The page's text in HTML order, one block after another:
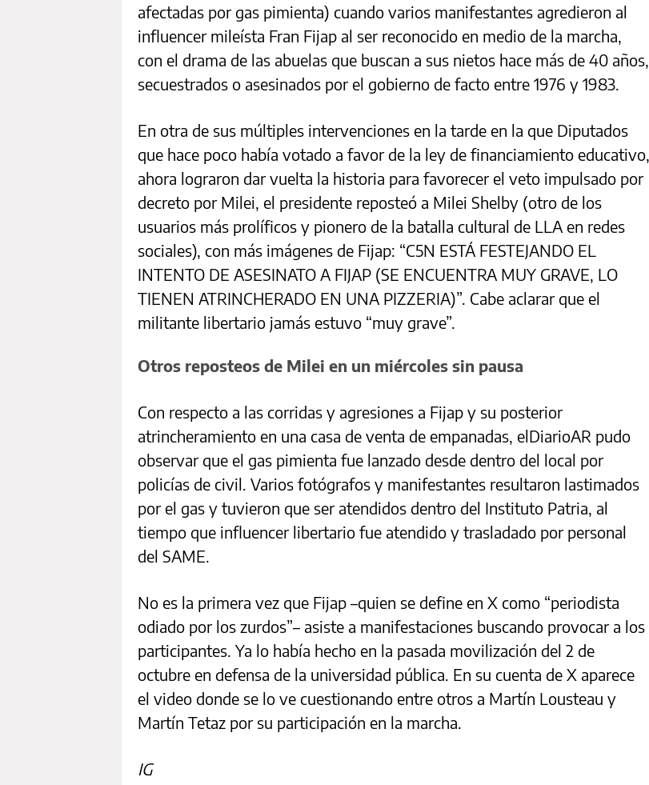
afectadas por gas pimienta) cuando varios manifestantes agredieron al
influencer mileísta Fran Fijap al ser reconocido en medio de la marcha,
con el drama de las abuelas que buscan a sus nietos hace más de 40 años,
secuestrados o asesinados por el gobierno de facto entre 1976 y 1983.
En otra de sus múltiples intervenciones en la tarde en la que Diputados
que hace poco había votado a favor de la ley de financiamiento educativo,
ahora lograron dar vuelta la historia para favorecer el veto impulsado por
decreto por Milei, el presidente reposteó a Milei Shelby (otro de los
usuarios más prolíficos y pionero de la batalla cultural de LLA en redes
sociales), con más imágenes de Fijap: “C5N ESTÁ FESTEJANDO EL
INTENTO DE ASESINATO A FIJAP (SE ENCUENTRA MUY GRAVE, LO
TIENEN ATRINCHERADO EN UNA PIZZERIA)”. Cabe aclarar que el
militante libertario jamás estuvo “muy grave”.
Otros reposteos de Milei en un miércoles sin pausa
Con respecto a las corridas y agresiones a Fijap y su posterior
atrincheramiento en una casa de venta de empanadas, elDiarioAR pudo
observar que el gas pimienta fue lanzado desde dentro del local por
policías de civil. Varios fotógrafos y manifestantes resultaron lastimados
por el gas y tuvieron que ser atendidos dentro del Instituto Patria, al
tiempo que influencer libertario fue atendido y trasladado por personal
del SAME.
No es la primera vez que Fijap –quien se define en X como “periodista
odiado por los zurdos”– asiste a manifestaciones buscando provocar a los
participantes. Ya lo había hecho en la pasada movilización del 2 de
octubre en defensa de la universidad pública. En su cuenta de X aparece
el video donde se lo ve cuestionando entre otros a Martín Lousteau y
Martín Tetaz por su participación en la marcha.
IG